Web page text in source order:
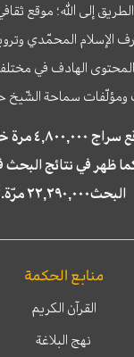
إلى الله؛ موقع
المحمّدي وترويج
الهادف في
ومؤلّفات سماحة الشّيخ
تمّت زيارة
ظهر في نتائج
البحث٢٢,٢٩٠,٠٠٠ مرّة.
منابع الحكمة
القرآن الكريم
نهج البلاغة